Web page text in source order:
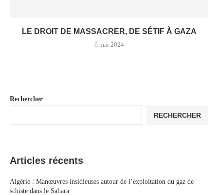
LE DROIT DE MASSACRER, DE SÉTIF À GAZA
6 mai 2024
Rechercher
RECHERCHER
Articles récents
Algérie : Manœuvres insidieuses autour de l’exploitation du gaz de
schiste dans le Sahara